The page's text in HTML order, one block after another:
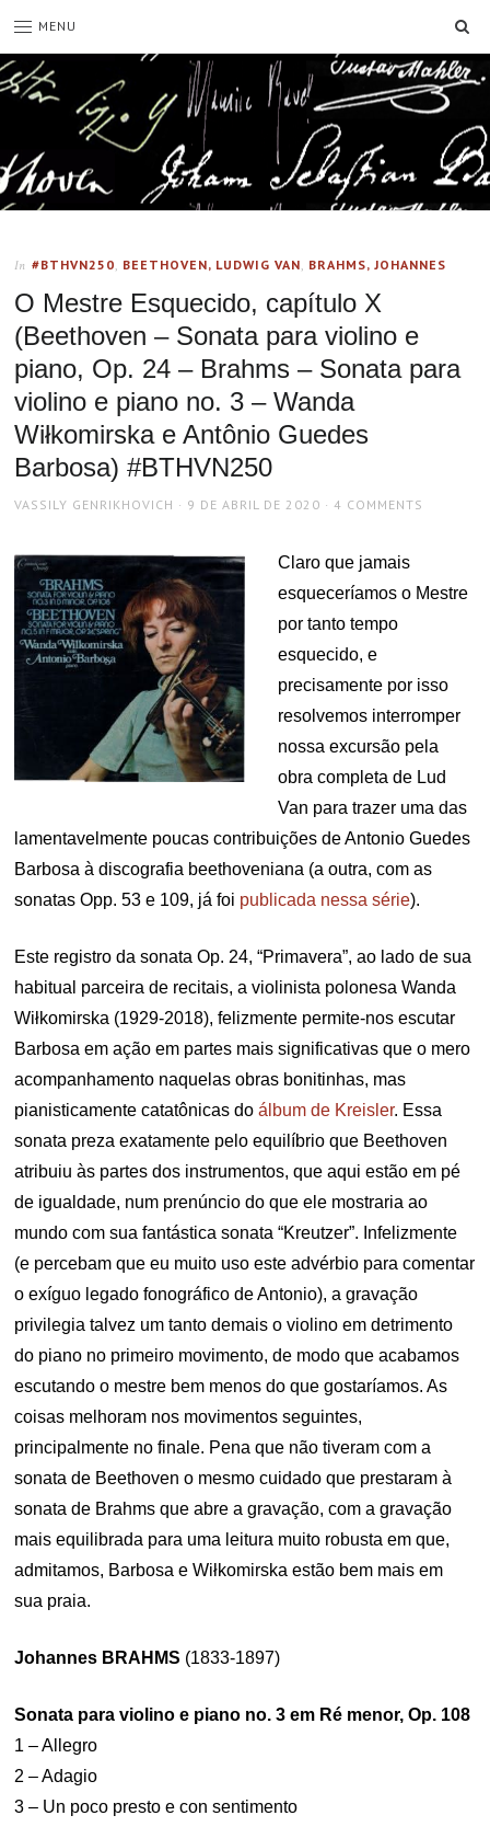
MENU
In #BTHVN250, BEETHOVEN, LUDWIG VAN, BRAHMS, JOHANNES
O Mestre Esquecido, capítulo X
(Beethoven – Sonata para violino e
piano, Op. 24 – Brahms – Sonata para
violino e piano no. 3 – Wanda
Wiłkomirska e Antônio Guedes
Barbosa) #BTHVN250
AUTHOR
VASSILY GENRIKHOVICH
POSTED
9 DE ABRIL DE 2020 4 COMMENTS
Claro que jamais
esqueceríamos o Mestre
por tanto tempo
esquecido, e
precisamente por isso
resolvemos interromper
nossa excursão pela
obra completa de Lud
Van para trazer uma das
lamentavelmente poucas contribuições de Antonio Guedes
Barbosa à discografia beethoveniana (a outra, com as
sonatas Opp. 53 e 109, já foi publicada nessa série).
Este registro da sonata Op. 24, “Primavera”, ao lado de sua
habitual parceira de recitais, a violinista polonesa Wanda
Wiłkomirska (1929-2018), felizmente permite-nos escutar
Barbosa em ação em partes mais significativas que o mero
acompanhamento naquelas obras bonitinhas, mas
pianisticamente catatônicas doálbum de Kreisler. Essa
sonata preza exatamente pelo equilíbrio que Beethoven
atribuiu às partes dos instrumentos, que aqui estão em pé
de igualdade, num prenúncio do que ele mostraria ao
mundo com sua fantástica sonata “Kreutzer”. Infelizmente
(e percebam que eu muito uso este advérbio para comentar
o exíguo legado fonográfico de Antonio), a gravação
privilegia talvez um tanto demais o violino em detrimento
do piano no primeiro movimento, de modo que acabamos
escutando o mestre bem menos do que gostaríamos. As
coisas melhoram nos movimentos seguintes,
principalmente no finale. Pena que não tiveram com a
sonata de Beethoven o mesmo cuidado que prestaram à
sonata de Brahms que abre a gravação, com a gravação
mais equilibrada para uma leitura muito robusta em que,
admitamos, Barbosa e Wiłkomirska estão bem mais em
sua praia.
Johannes BRAHMS (1833-1897)
Sonata para violino e piano no. 3 em Ré menor, Op. 108
1 – Allegro
2 – Adagio
3 – Un poco presto e con sentimento